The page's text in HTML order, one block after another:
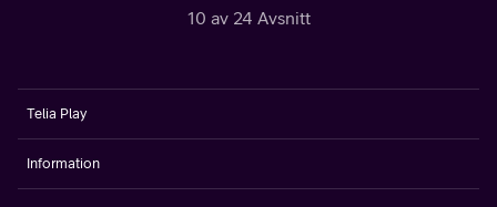
10 av 24 Avsnitt
Telia Play
Information